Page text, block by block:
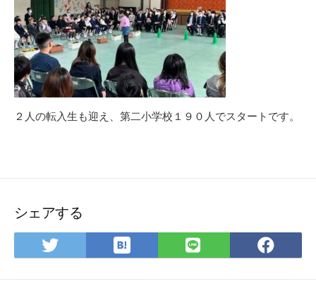
２人の転入生も迎え、第二小学校１９０人でスタートです。
シェアする
Twitter
で
は
て
LINE
で
で